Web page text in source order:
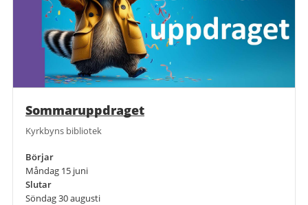
Sommaruppdraget
Kyrkbyns bibliotek
Börjar
Måndag 15 juni
Slutar
Söndag 30 augusti